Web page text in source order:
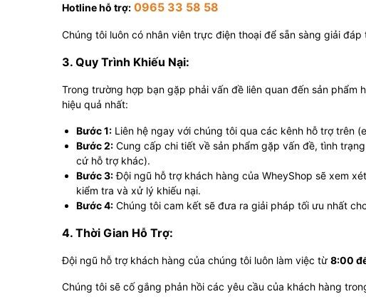
Hotline hỗ trợ: 0965 33 58 58
Chúng tôi luôn có nhân viên trực điện thoại để sẵn sàng giải
3. Quy Trình Khiếu Nại:
Trong trường hợp bạn gặp phải vấn đề liên quan đến sản
hiệu quả nhất:
Bước 1: Liên hệ ngay với chúng tôi qua các kênh hỗ trợ trên
Bước 2: Cung cấp chi tiết về sản phẩm gặp vấn đề, tình
cứ hỗ trợ khác).
Bước 3:Đội ngũ hỗ trợ khách hàng của WheyShop sẽ xem
kiểm tra và xử lý khiếu nại.
Bước 4: Chúng tôi cam kết sẽ đưa ra giải pháp tối ưu nhất
4. Thời Gian Hỗ Trợ:
Đội ngũ hỗ trợ khách hàng của chúng tôi luôn làm việc từ 8:00
Chúng tôi sẽ cố gắng phản hồi các yêu cầu của khách hàng